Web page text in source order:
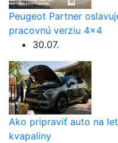
Peugeot Partner
pracovnú verziu 4×4
30.07.
Ako pripraviť auto na
kvapaliny